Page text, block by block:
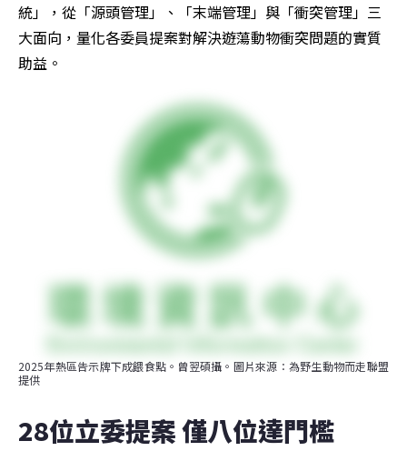
統」，從「源頭管理」、「末端管理」與「衝突管理」三
大面向，量化各委員提案對解決遊蕩動物衝突問題的實質
助益。
2025年熱區告示牌下成餵食點。曾翌碩攝。圖片來源：為野生動物而走聯盟
提供
28位立委提案 僅八位達門檻